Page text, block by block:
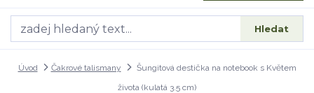
Hledat
Úvod Čakrové talismany
Šungitová destička na notebook s Květem
života (kulatá 3.5 cm)